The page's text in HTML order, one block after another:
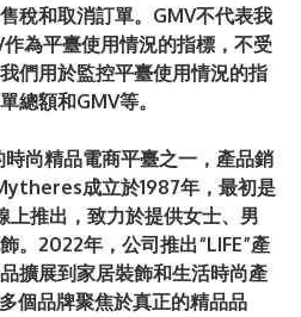
稅和取消訂單。GMV不代表我
為平臺使用情況的指標，不受
們用於監控平臺使用情況的指
總額和GMV等。
尚精品電商平臺之一，產品銷
成立於1987年，最初是
推出，致力於提供女士、男
。2022年，公司推出“LIFE”產
擴展到家居裝飾和生活時尚產
個品牌聚焦於真正的精品品